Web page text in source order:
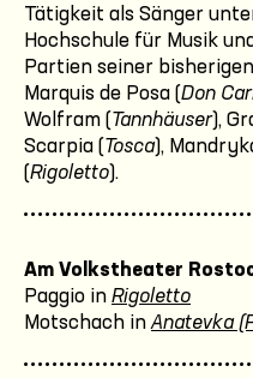
Tätigkeit als Sänger
Hochschule für Musik
Partien seiner
Marquis de Posa (Don
Wolfram (Tannhäuser),
Scarpia (Tosca),
(Rigoletto).
Am Volkstheater
Paggio in Rigoletto
Motschach in Anatevka